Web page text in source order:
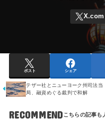
ポスト シェア
テザー社とニューヨーク州司法当
局、融資めぐる裁判で和解
RECOMMEND